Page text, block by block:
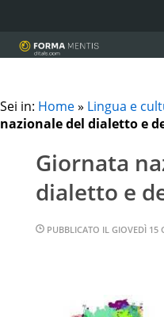
Sei in: Home» Lingua e
nazionale del dialetto e
Giornata
dialetto e
PUBBLICATO IL GIOVEDÌ 15